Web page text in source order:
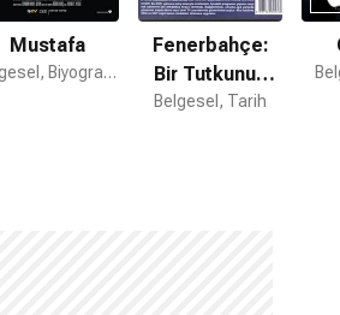
Mustafa
Belgesel, Biyografi, Tarih
Fenerbahçe:
Bir Tutkunun
Tarihi
Belgesel, Tarih